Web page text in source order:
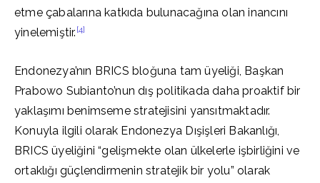
etme çabalarına katkıda bulunacağına olan inancını
yinelemiştir. [4]
Endonezya’nın BRICS bloğuna tam üyeliği, Başkan
Prabowo Subianto’nun dış politikada daha proaktif bir
yaklaşımı benimseme stratejisini yansıtmaktadır.
Konuyla ilgili olarak Endonezya Dışişleri Bakanlığı,
BRICS üyeliğini “gelişmekte olan ülkelerle işbirliğini ve
ortaklığı güçlendirmenin stratejik bir yolu” olarak